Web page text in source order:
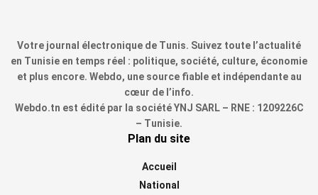
Votre journal électronique de Tunis. Suivez toute l’actualité
en Tunisie en temps réel : politique, société, culture, économie
et plus encore. Webdo, une source fiable et indépendante au
cœur de l’info.
Webdo.tn est édité par la société YNJ SARL – RNE : 1209226C
– Tunisie.
Plan du site
Accueil
National